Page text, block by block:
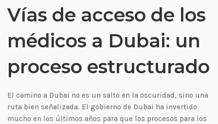
Vías de acceso de los
médicos a Dubai: un
proceso estructurado
El camino a Dubai no es un salto en la oscuridad, sino una
ruta bien señalizada. El gobierno de Dubai ha invertido
mucho en los últimos años para que los procesos para los